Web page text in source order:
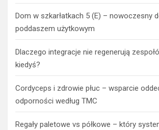
Dom w szkarłatkach 5 (E) – nowoczesny
poddaszem użytkowym
Dlaczego integracje nie regenerują
kiedyś?
Cordyceps i zdrowie płuc – wsparcie
odporności według TMC
Regały paletowe vs półkowe – który